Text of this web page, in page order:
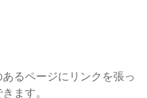
るページにリンクを張っ
ます。